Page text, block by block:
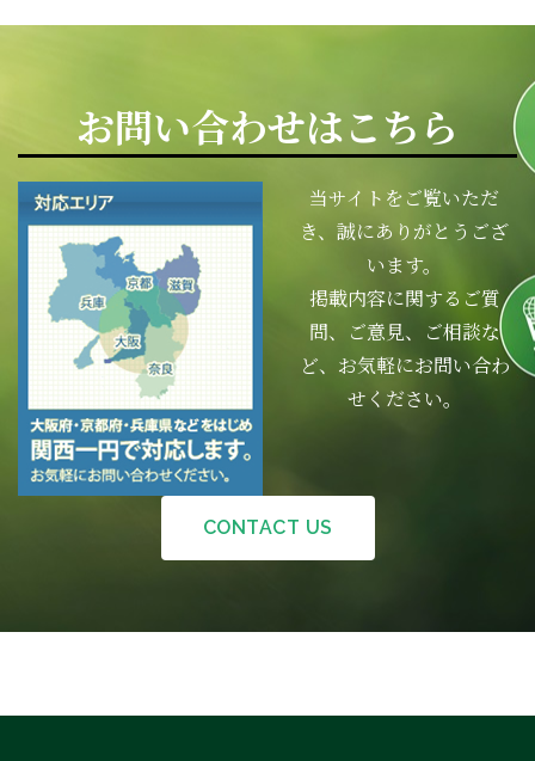
お問い合わせはこちら
当サイトをご覧いただ
き、誠にありがとうござ
います。
掲載内容に関するご質
問、ご意見、ご相談な
ど、お気軽にお問い合わ
せください。
CONTACT US